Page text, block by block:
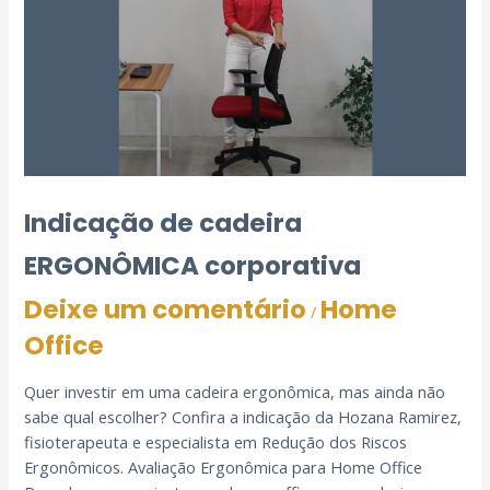
Indicação de cadeira
ERGONÔMICA corporativa
Deixe um comentário / Home
Office
Quer investir em uma cadeira ergonômica, mas ainda não
sabe qual escolher? Confira a indicação da Hozana Ramirez,
fisioterapeuta e especialista em Redução dos Riscos
Ergonômicos. Avaliação Ergonômica para Home Office